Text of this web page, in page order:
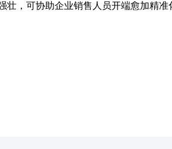
，可协助企业销售人员开端愈加精准